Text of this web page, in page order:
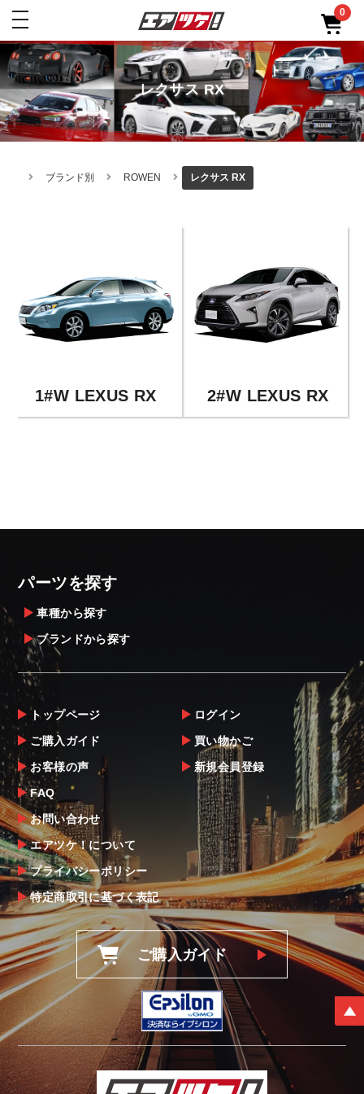
toggle
0
レクサス RX
ブランド別 ROWEN レクサス RX
1#W LEXUS RX 2#W LEXUS RX
パーツを探す
車種から探す
ブランドから探す
トップページ
ご購入ガイド
お客様の声
FAQ
お問い合わせ
エアツケ！について
プライバシーポリシー
特定商取引に基づく表記
ログイン
買い物かご
新規会員登録
ご購入ガイド